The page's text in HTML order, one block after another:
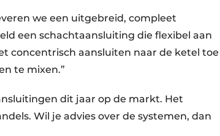
we een uitgebreid, compleet
een schachtaansluiting die flexibel aan
concentrisch aansluiten naar de ketel toe
te mixen.”
dit jaar op de markt. Het
Wil je advies over de systemen, dan